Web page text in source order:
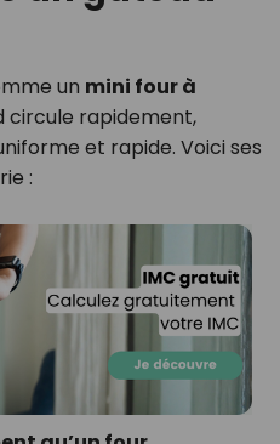
un mini four à
circule rapidement,
et rapide. Voici ses
: